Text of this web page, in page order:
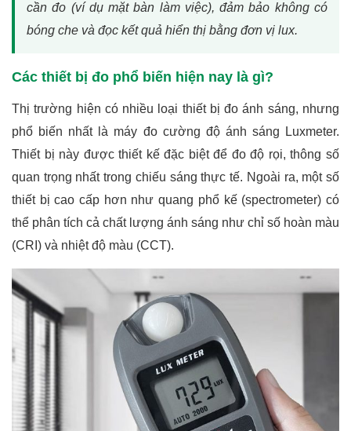
cần đo (ví dụ mặt bàn làm việc), đảm bảo không có
bóng che và đọc kết quả hiển thị bằng đơn vị lux.
Các thiết bị đo phổ biến hiện nay là gì?
Thị trường hiện có nhiều loại thiết bị đo ánh sáng, nhưng
phổ biến nhất là máy đo cường độ ánh sáng
Luxmeter.
Thiết bị này được thiết kế đặc biệt để đo độ rọi, thông số
quan trọng nhất trong chiếu sáng thực tế. Ngoài ra, một số
thiết bị cao cấp hơn như quang phổ kế (spectrometer) có
thể phân tích cả chất lượng ánh sáng như chỉ số hoàn màu
(CRI) và nhiệt độ màu (CCT).